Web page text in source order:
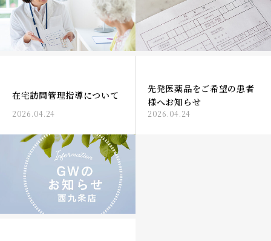
在宅訪問管理指導について
2026.04.24
先発医薬品をご希望の患者
様へお知らせ
2026.04.24